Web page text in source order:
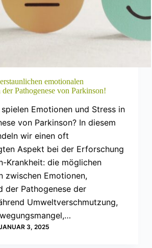
emotionalen
Pathogenese von Parkinson!
Emotionen und Stress in
von Parkinson? In diesem
wir einen oft
Aspekt bei der Erforschung
Krankheit: die möglichen
zwischen Emotionen,
der Pathogenese der
Umweltverschmutzung,
3, 2025